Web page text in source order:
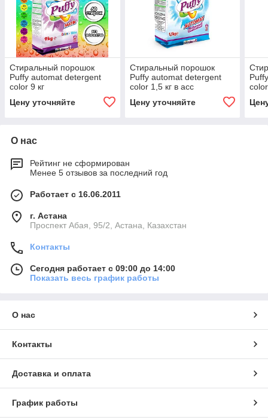
Стиральный порошок
Puffy automat detergent
color 9 кг
Цену уточняйте
Стиральный порошок
Puffy automat detergent
color 1,5 кг в асс
Цену уточняйте
О нас
Рейтинг не сформирован
Менее 5 отзывов за последний год
Работает с 16.06.2011
г. Астана
​Проспект Абая, 95/2, Астана, Казахстан
Контакты
Сегодня работает с 09:00 до 14:00
Показать весь график работы
О нас
Контакты
Доставка и оплата
График работы